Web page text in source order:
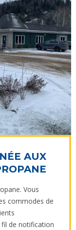
AUX
Vous
commodes de
de notification